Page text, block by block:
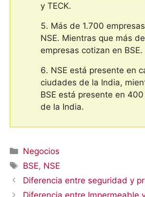
y TECK.
Más de 1.700
NSE. Mientras que más
empresas cotizan en BSE.
NSE está presente en
ciudades de la India,
BSE está presente en
de la India.
Categorías
Negocios
Etiquetas
BSE, NSE
Diferencia entre seguridad y
Diferencia entre Impermeable